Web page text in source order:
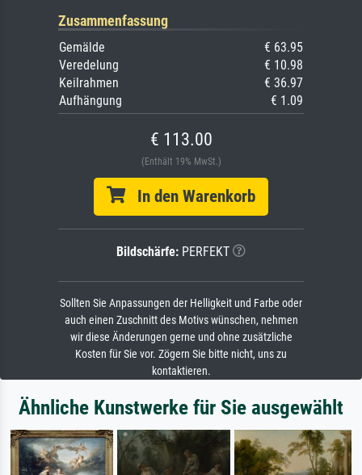
Zusammenfassung
Gemälde
€ 63.95
Veredelung
€ 10.98
Keilrahmen
€ 36.97
Aufhängung
€ 1.09
€ 113.00
(Enthält 19% MwSt.)
In den Warenkorb
Bildschärfe: PERFEKT
Sollten Sie Anpassungen der Helligkeit und Farbe oder
auch einen Zuschnitt des Motivs wünschen, nehmen
wir diese Änderungen gerne und ohne zusätzliche
Kosten für Sie vor. Zögern Sie bitte nicht, uns zu
kontaktieren.
Ähnliche Kunstwerke für Sie ausgewählt